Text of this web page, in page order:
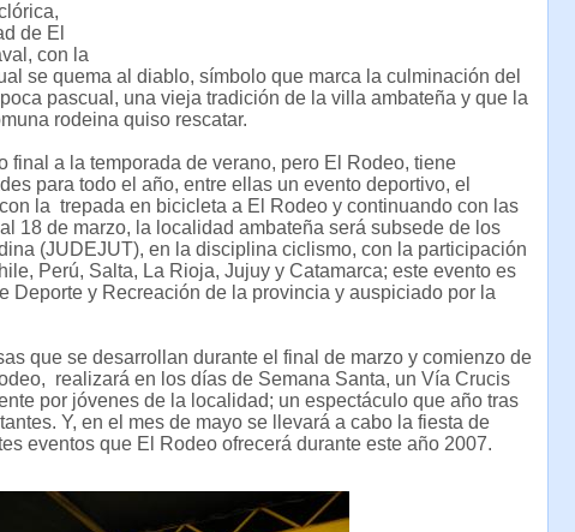
de El
con la
se quema al diablo, símbolo que marca la culminación del
pascual, una vieja tradición de la villa ambateña y que la
rodeina quiso rescatar.
final a la temporada de verano, pero El Rodeo, tiene
para todo el año, entre ellas un evento deportivo, el
la trepada en bicicleta a El Rodeo y continuando con las
18 de marzo, la localidad ambateña será subsede de los
(JUDEJUT), en la disciplina ciclismo, con la participación
Perú, Salta, La Rioja, Jujuy y Catamarca; este evento es
Deporte y Recreación de la provincia y auspiciado por la
que se desarrollan durante el final de marzo y comienzo de
realizará en los días de Semana Santa, un Vía Crucis
por jóvenes de la localidad; un espectáculo que año tras
Y, en el mes de mayo se llevará a cabo la fiesta de
eventos que El Rodeo ofrecerá durante este año 2007.